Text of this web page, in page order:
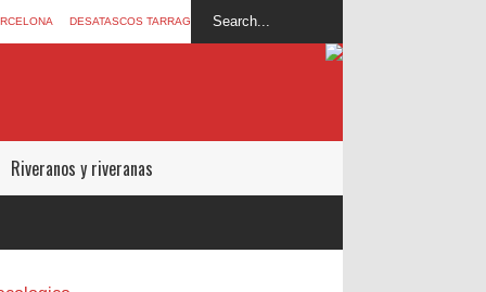
DESATASCOS TARRAGONA
Riveranos y riveranas